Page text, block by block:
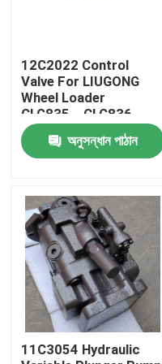
বাড়ি
পণ্য
ভিডিও
12C2022 Control
Valve For LIUGONG
Wheel Loader
CLG835、CLG836、
ZL30CN、ZL30E
CLG842、ZL40B
CLG850H、CLG855H
অনুসন্ধান পাঠান
11C3054 Hydraulic